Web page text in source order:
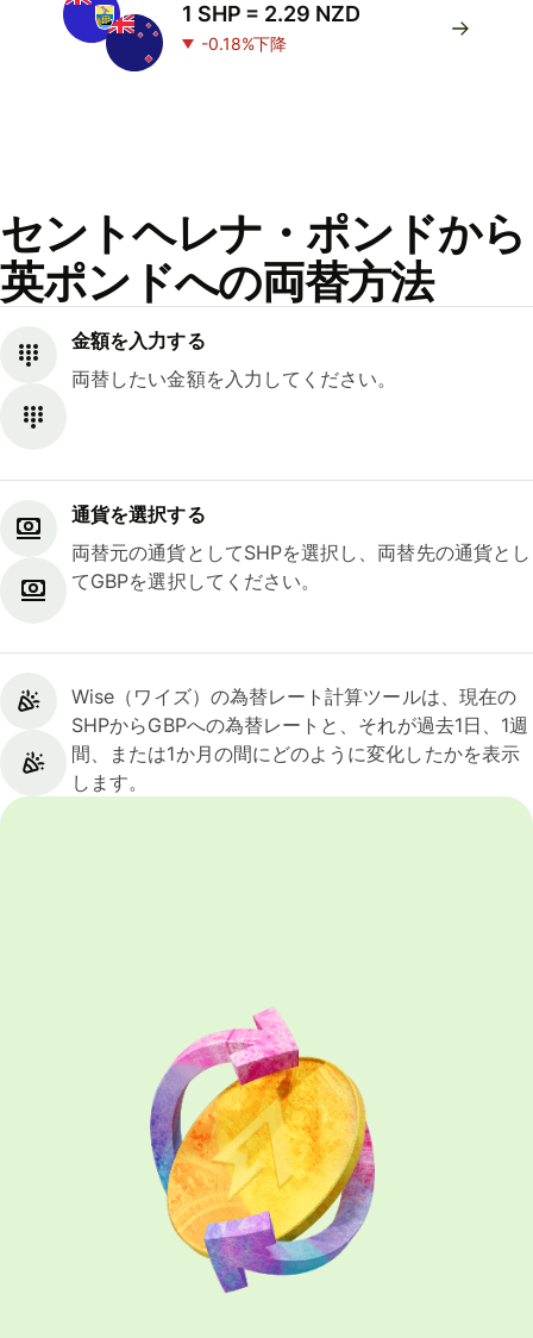
1 SHP = 2.29 NZD
-0.18%下降
セントヘレナ・ポンドから
英ポンドへの両替方法
金額を入力する
両替したい金額を入力してください。
通貨を選択する
両替元の通貨としてSHPを選択し、両替先の通貨とし
てGBPを選択してください。
Wise（ワイズ）の為替レート計算ツールは、現在の
SHPからGBPへの為替レートと、それが過去1日、1週
間、または1か月の間にどのように変化したかを表示
します。